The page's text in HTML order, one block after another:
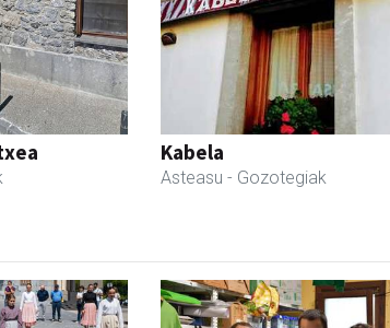
Kabela
Asteasu - Gozotegiak